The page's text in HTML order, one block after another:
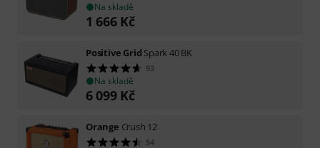
Na skladě
1 666 Kč
Positive Grid Spark 40 BK
93
Na skladě
6 099 Kč
Orange Crush 12
54